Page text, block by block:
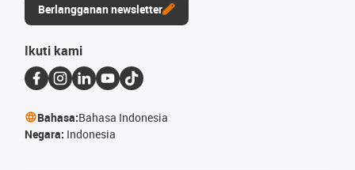
Berlangganan newsletter
Ikuti kami
Bahasa:Bahasa Indonesia
Negara: Indonesia